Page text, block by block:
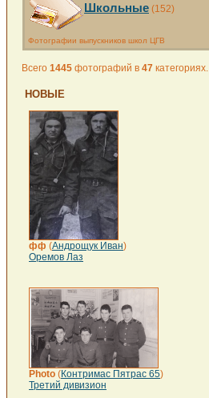
Школьные (152)
Фотографии выпускников школ ЦГВ
Всего 1445 фотографий в 47 категориях.
НОВЫЕ
фф (Андрощук Иван)
Оремов Лаз
Photo (Контримас Пятрас 65)
Третий дивизион